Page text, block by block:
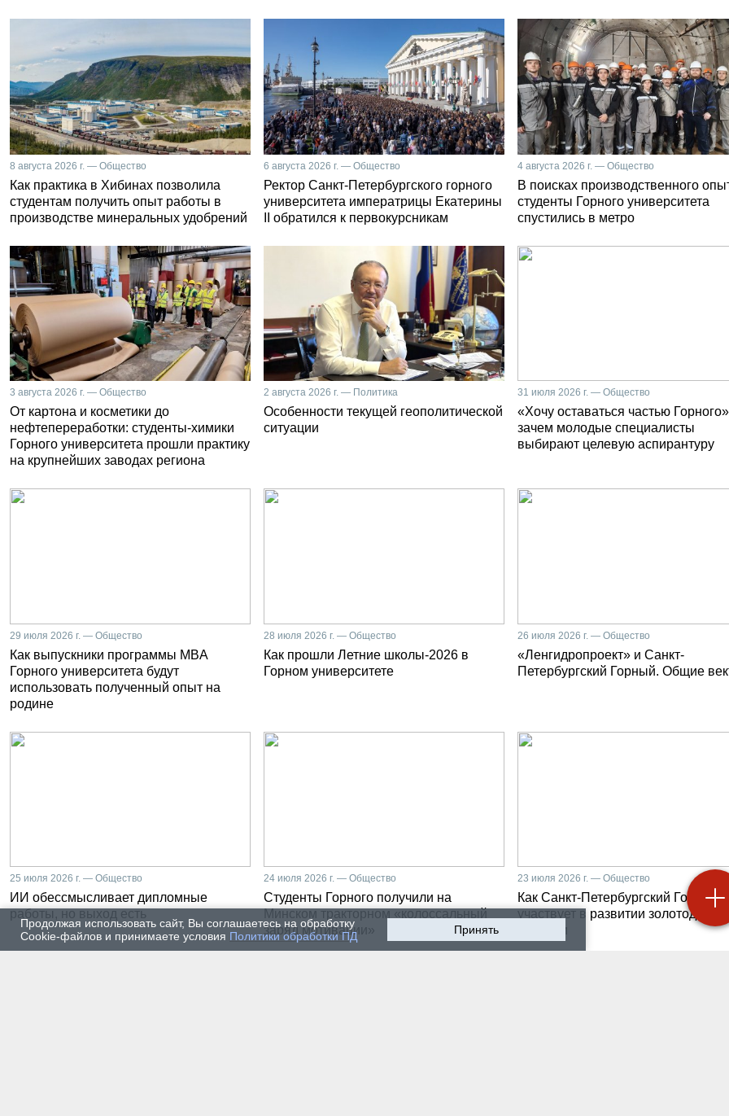
Продолжая использовать сайт, Вы соглашаетесь на обработку
Cookie-файлов и принимаете условия Политики обработки ПД Принять
8 августа 2026 г. — Общество
Как практика в Хибинах позволила
студентам получить опыт работы в
производстве минеральных удобрений
6 августа 2026 г. — Общество
Ректор Санкт-Петербургского горного
университета императрицы Екатерины
II обратился к первокурсникам
4 августа 2026 г. — Общество
В поисках производственного
студенты Горного университета
спустились в метро
3 августа 2026 г. — Общество
От картона и косметики до
нефтепереработки: студенты-химики
Горного университета прошли практику
на крупнейших заводах региона
2 августа 2026 г. — Политика
Особенности текущей геополитической
ситуации
31 июля 2026 г. — Общество
«Хочу оставаться частью
зачем молодые специалисты
выбирают целевую аспирантуру
29 июля 2026 г. — Общество
Как выпускники программы MBA
Горного университета будут
использовать полученный опыт на
родине
28 июля 2026 г. — Общество
Как прошли Летние школы-2026 в
Горном университете
26 июля 2026 г. — Общество
«Ленгидропроект» и Санкт-
Петербургский Горный. Общие
25 июля 2026 г. — Общество
ИИ обессмысливает дипломные
работы, но выход есть
24 июля 2026 г. — Общество
Студенты Горного получили на
Минском тракторном «колоссальный
заряд мотивации»
23 июля 2026 г. — Общество
Как Санкт-Петербургский Горный
участвует в развитии
Бурятии